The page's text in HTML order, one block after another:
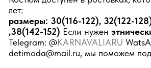
лет:
размеры: 30(116-122), 32(122-
,38(142-152) Если нужен
Telegram: @KARNAVALIARU
detimoda@mail.ru, мы поможем